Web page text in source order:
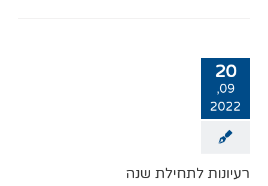
20
09,
2022
רעיונות לתחילת שנה